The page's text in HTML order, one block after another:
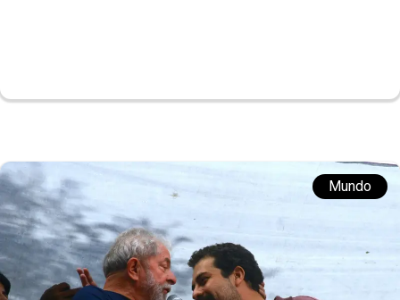
Mundo